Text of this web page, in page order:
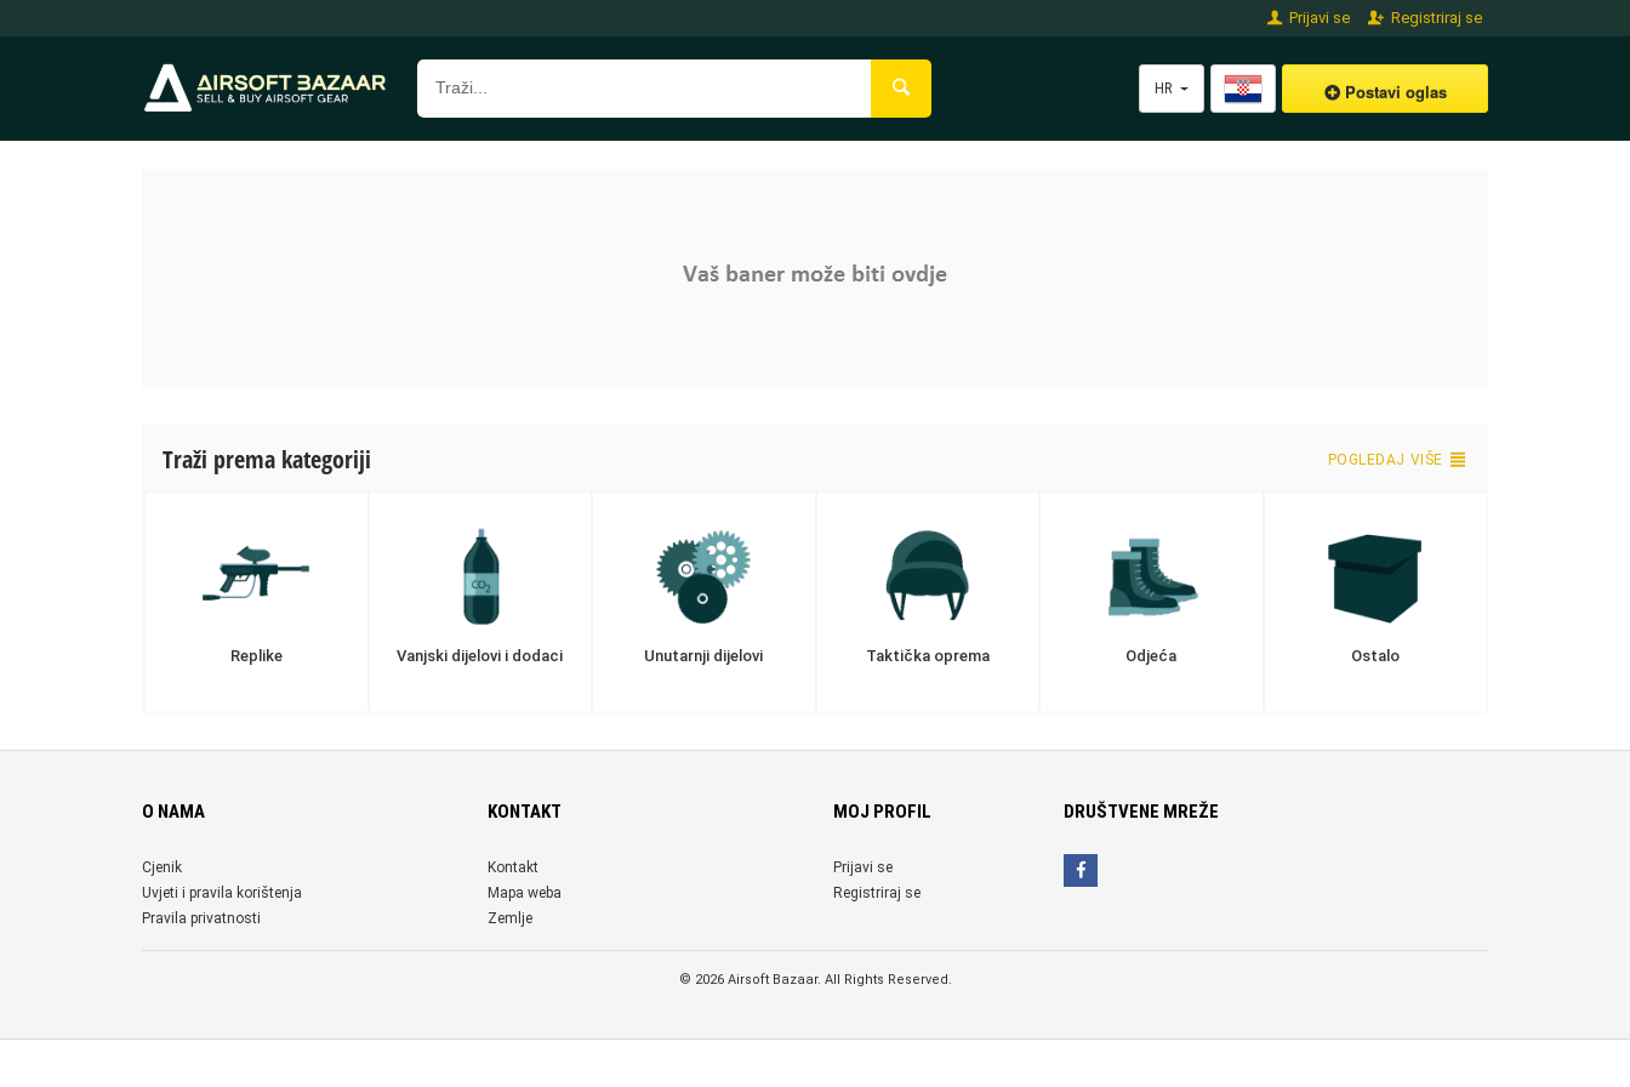
Prijavi se Registriraj se
HR Postavi oglas
Traži prema kategoriji POGLEDAJ VIŠE
Replike Vanjski dijelovi i dodaci Unutarnji dijelovi Taktička oprema Odjeća Ostalo
O NAMA
Cjenik
Uvjeti i pravila korištenja
Pravila privatnosti
KONTAKT
Kontakt
Mapa weba
Zemlje
MOJ PROFIL
Prijavi se
Registriraj se
DRUŠTVENE MREŽE
© 2026 Airsoft Bazaar. All Rights Reserved.